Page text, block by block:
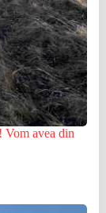
avea din